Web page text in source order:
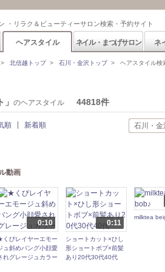
・リラク＆ビューティーサロン検索・予約サイト
ヘアスタイル ネイル・まつげサロン ネ
北信越トップ> 石川・金沢トップ> ヘアスタイル検
のヘアスタイル 44818件
順 新着順 石川・金
動画
0:10
びレイヤーエモー
ュ斜めバング小顔愛
れグレージュカラー
0:11
ショートカット×ひし
形ショートボブ×前髪
あり20代30代40代
milktea